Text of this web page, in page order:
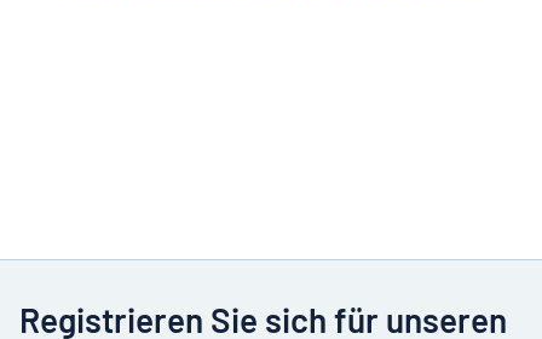
Registrieren Sie sich für unseren